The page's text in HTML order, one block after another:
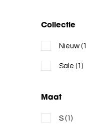
Collectie
Nieuw
Sale (1)
Maat
S (1)